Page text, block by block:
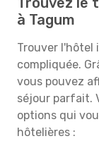
à Tagum
Trouver l'hôtel
compliquée.
vous pouvez
séjour parfait.
options qui
hôtelières :